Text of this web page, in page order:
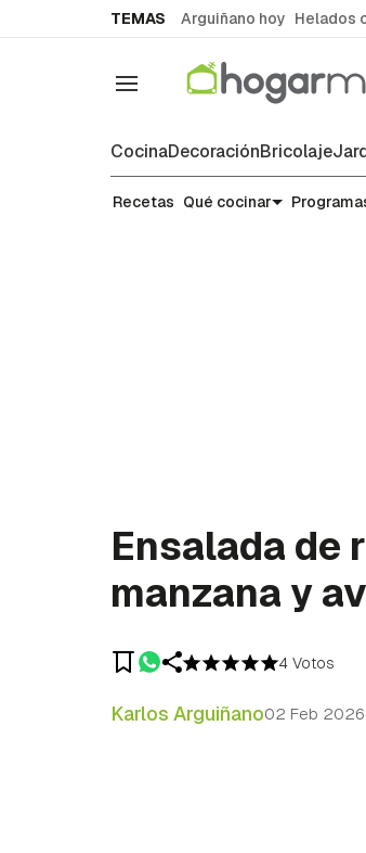
TEMAS Arguiñano hoy Helados
Navegación
CocinaDecoraciónBricolaje
Recetas
Recetas Qué cocinar
Ensalada de
manzana y
4 Votos
Karlos Arguiñano02 Feb 2026